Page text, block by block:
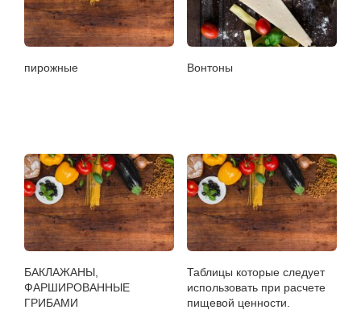
пирожные Вонтоны
БАКЛАЖАНЫ,
ФАРШИРОВАННЫЕ
ГРИБАМИ
Таблицы которые следует
использовать при расчете
пищевой ценности.